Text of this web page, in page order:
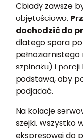
Obiady zawsze
objętościowo.
dochodzić do
dlatego spora
szpinaku) i porcji
podstawa, aby
podjadać.
Na kolacje
szejki. Wszystko
ekspresowej do